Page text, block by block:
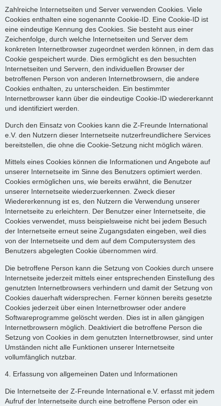
Zahlreiche Internetseiten und Server verwenden Cookies. Viele
Cookies enthalten eine sogenannte Cookie-ID. Eine Cookie-ID ist
eine eindeutige Kennung des Cookies. Sie besteht aus einer
Zeichenfolge, durch welche Internetseiten und Server dem
konkreten Internetbrowser zugeordnet werden können, in dem das
Cookie gespeichert wurde. Dies ermöglicht es den besuchten
Internetseiten und Servern, den individuellen Browser der
betroffenen Person von anderen Internetbrowsern, die andere
Cookies enthalten, zu unterscheiden. Ein bestimmter
Internetbrowser kann über die eindeutige Cookie-ID wiedererkannt
und identifiziert werden.
Durch den Einsatz von Cookies kann die Z-Freunde International
e.V. den Nutzern dieser Internetseite nutzerfreundlichere Services
bereitstellen, die ohne die Cookie-Setzung nicht möglich wären.
Mittels eines Cookies können die Informationen und Angebote auf
unserer Internetseite im Sinne des Benutzers optimiert werden.
Cookies ermöglichen uns, wie bereits erwähnt, die Benutzer
unserer Internetseite wiederzuerkennen. Zweck dieser
Wiedererkennung ist es, den Nutzern die Verwendung unserer
Internetseite zu erleichtern. Der Benutzer einer Internetseite, die
Cookies verwendet, muss beispielsweise nicht bei jedem Besuch
der Internetseite erneut seine Zugangsdaten eingeben, weil dies
von der Internetseite und dem auf dem Computersystem des
Benutzers abgelegten Cookie übernommen wird.
Die betroffene Person kann die Setzung von Cookies durch unsere
Internetseite jederzeit mittels einer entsprechenden Einstellung des
genutzten Internetbrowsers verhindern und damit der Setzung von
Cookies dauerhaft widersprechen. Ferner können bereits gesetzte
Cookies jederzeit über einen Internetbrowser oder andere
Softwareprogramme gelöscht werden. Dies ist in allen gängigen
Internetbrowsern möglich. Deaktiviert die betroffene Person die
Setzung von Cookies in dem genutzten Internetbrowser, sind unter
Umständen nicht alle Funktionen unserer Internetseite
vollumfänglich nutzbar.
4. Erfassung von allgemeinen Daten und Informationen
Die Internetseite der Z-Freunde International e.V. erfasst mit jedem
Aufruf der Internetseite durch eine betroffene Person oder ein